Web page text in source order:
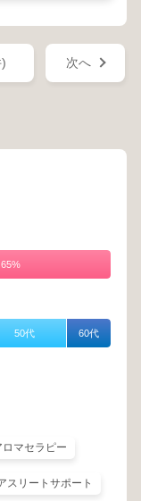
次へ
50代 60代
ロマセラピー
スリートサポート